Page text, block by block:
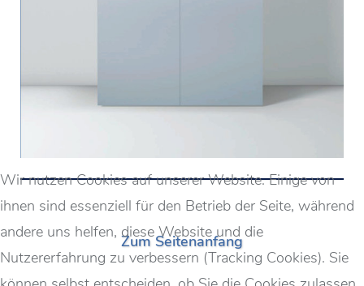
Zum Seitenanfang
Wir nutzen Cookies auf unserer Website. Einige von
ihnen sind essenziell für den Betrieb der Seite, während
andere uns helfen, diese Website und die
Nutzererfahrung zu verbessern (Tracking Cookies). Sie